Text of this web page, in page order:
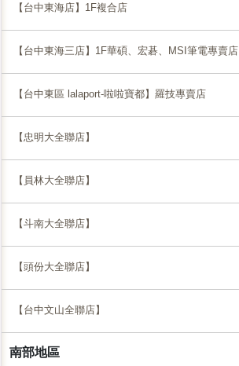
【台中東海店】1F複合店
【台中東海三店】1F華碩、宏碁、MSI筆電專賣店
【台中東區 lalaport-啦啦寶都】羅技專賣店
【忠明大全聯店】
【員林大全聯店】
【斗南大全聯店】
【頭份大全聯店】
【台中文山全聯店】
南部地區